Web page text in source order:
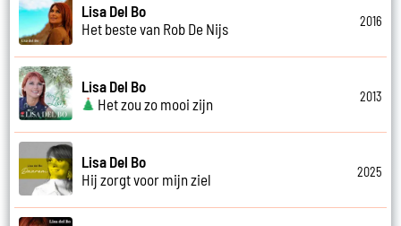
Lisa Del Bo
Het beste van Rob De Nijs
2016
Lisa Del Bo
Het zou zo mooi zijn
2013
Lisa Del Bo
Hij zorgt voor mijn ziel
2025